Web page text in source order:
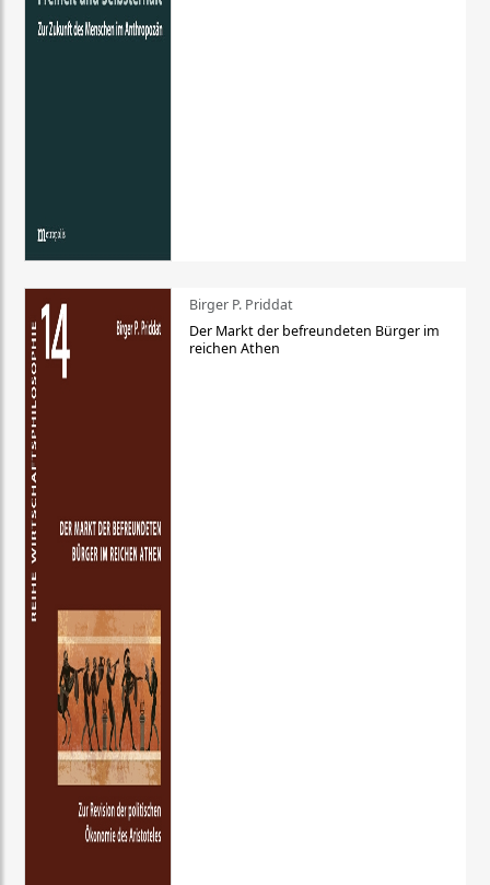
Birger P. Priddat
Der Markt der befreundeten Bürger im
reichen Athen